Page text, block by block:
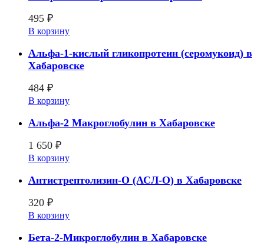
495 ₽
В корзину
Альфа-1-кислый гликопротеин (серомукоид) в
Хабаровске
484 ₽
В корзину
Альфа-2 Макроглобулин в Хабаровске
1 650 ₽
В корзину
Антистрептолизин-О (АСЛ-О) в Хабаровске
320 ₽
В корзину
Бета-2-Микроглобулин в Хабаровске